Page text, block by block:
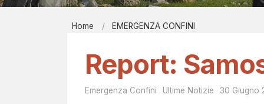
Contatti
Home EMERGENZA CONFINI
Report:
Emergenza Confini Ultime Notizie 30 Giugno